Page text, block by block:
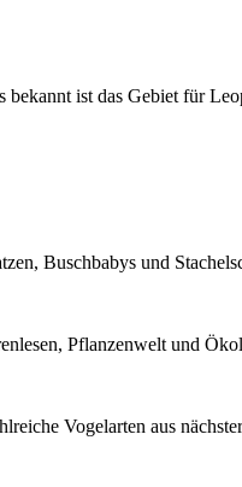
ist das Gebiet für
Buschbabys und
Pflanzenwelt und
Vogelarten aus